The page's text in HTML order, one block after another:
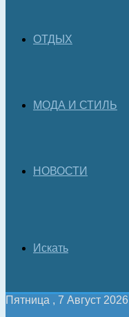
ОТДЫХ
МОДА И СТИЛЬ
НОВОСТИ
Искать
Пятница , 7 Август 2026